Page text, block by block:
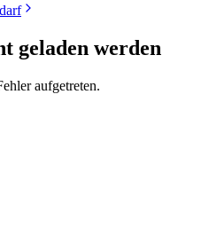
geladen werden
aufgetreten.